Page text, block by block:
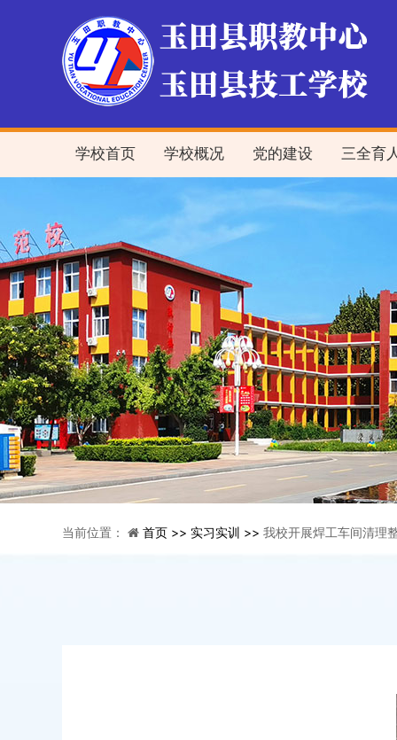
学校首页 学校概况 党的建设 三全育
当前位置： 首页 >> 实习实训 >> 我校开展焊工车间清理